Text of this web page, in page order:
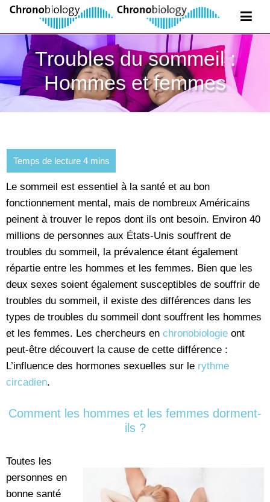
Troubles du sommeil :
Hommes et femmes
Le sommeil est essentiel à la santé et au bon
fonctionnement mental, mais de nombreux Américains
peinent à trouver le repos dont ils ont besoin. Environ 40
millions de personnes aux États-Unis souffrent de
troubles du sommeil, la prévalence étant également
répartie entre les hommes et les femmes. Bien que les
deux sexes soient également susceptibles de souffrir de
troubles du sommeil, il existe des différences dans les
types de troubles du sommeil dont souffrent les hommes
et les femmes. Les chercheurs en chronobiologie ont
peut-être découvert la cause de cette différence :
L’influence des hormones sexuelles sur le rythme
circadien.
Comment les hommes et les femmes dorment-
ils ?
Toutes les
personnes en
bonne santé